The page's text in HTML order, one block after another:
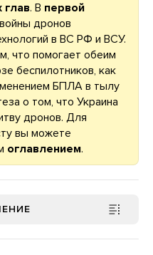
глав. В первой
дронов
в ВС РФ и ВСУ.
что помогает обеим
беспилотников, как
БПЛА в тылу
о том, что Украина
дронов. Для
вы можете
оглавлением.